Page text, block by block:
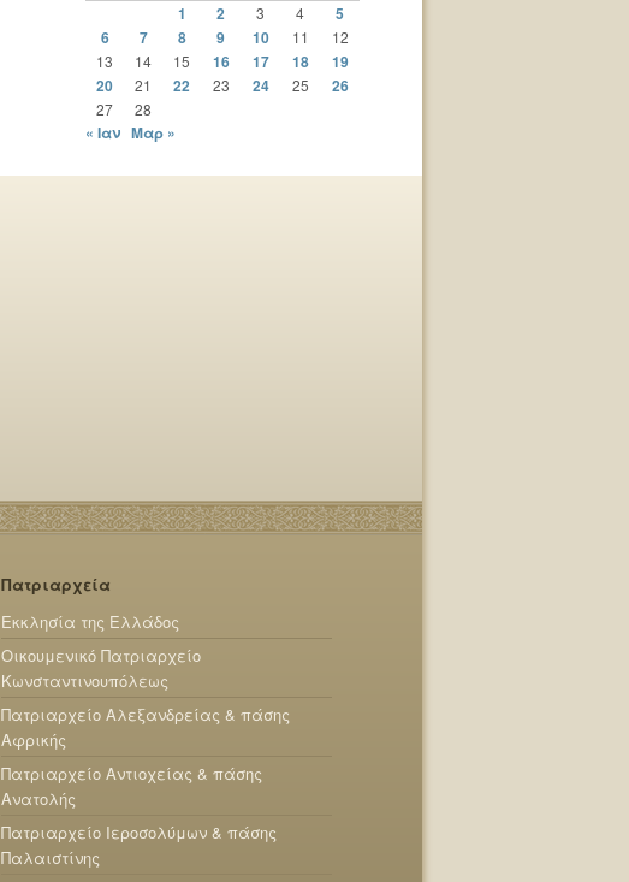
1
2 3 4
5
6
7 8 9 10 11
12
13
14 15 16 17 18
19
20
21 22 23 24 25 26
27 28
« Ιαν Μαρ »
Πατριαρχεία
Εκκλησία της Ελλάδος
Οικουμενικό Πατριαρχείο
Κωνσταντινουπόλεως
Πατριαρχείο Αλεξανδρείας & πάσης
Αφρικής
Πατριαρχείο Αντιοχείας & πάσης
Ανατολής
Πατριαρχείο Ιεροσολύμων & πάσης
Παλαιστίνης